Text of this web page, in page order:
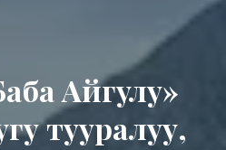
Айгулу»
тууралуу,